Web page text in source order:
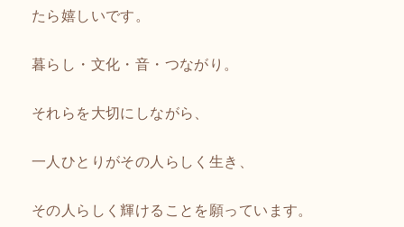
たら嬉しいです。
暮らし・文化・音・つながり。
それらを大切にしながら、
一人ひとりがその人らしく生き、
その人らしく輝けることを願っています。